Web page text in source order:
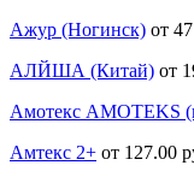
Ажур (Ногинск) от
АЛЙША (Китай) от
Амотекс AMOTEKS
Амтекс 2+ от 127.00